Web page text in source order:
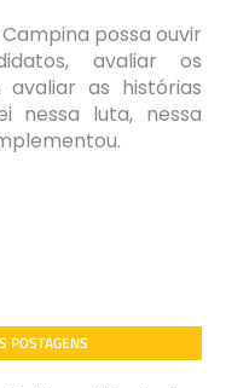
possa ouvir
avaliar os
as histórias
nessa luta, nessa
POSTAGENS